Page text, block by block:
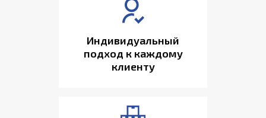
Индивидуальный
подход к каждому
клиенту